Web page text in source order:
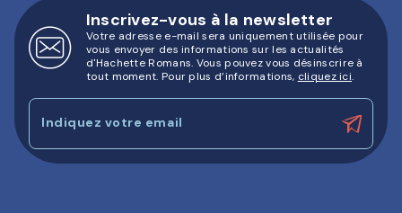
Inscrivez-vous à la newsletter
Votre adresse e-mail sera uniquement utilisée pour
vous envoyer des informations sur les actualités
d'Hachette Romans. Vous pouvez vous désinscrire à
tout moment. Pour plus d’informations, cliquez ici.
Indiquez votre email